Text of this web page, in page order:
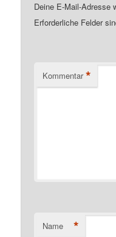
Deine E-Mail-Adresse
Erforderliche Felder
Kommentar *
Name *